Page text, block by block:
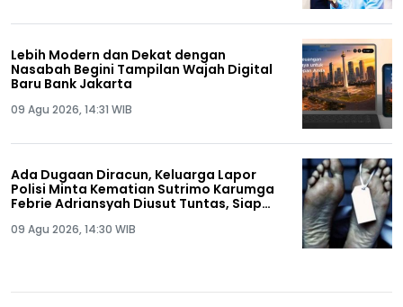
Lebih Modern dan Dekat dengan
Nasabah Begini Tampilan Wajah Digital
Baru Bank Jakarta
09 Agu 2026, 14:31 WIB
Ada Dugaan Diracun, Keluarga Lapor
Polisi Minta Kematian Sutrimo Karumga
Febrie Adriansyah Diusut Tuntas, Siap
09 Agu 2026, 14:30 WIB